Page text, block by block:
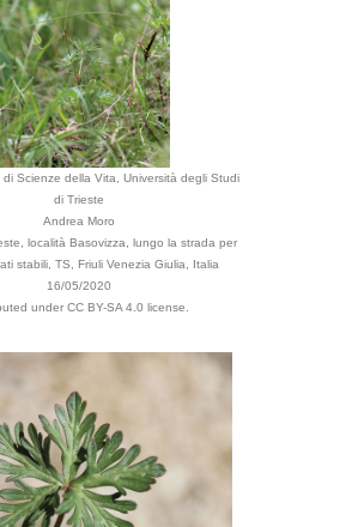
Scienze della Vita, Università degli Studi
di Trieste
Andrea Moro
località Basovizza, lungo la strada per
stabili, TS, Friuli Venezia Giulia, Italia
16/05/2020
under CC BY-SA 4.0 license.